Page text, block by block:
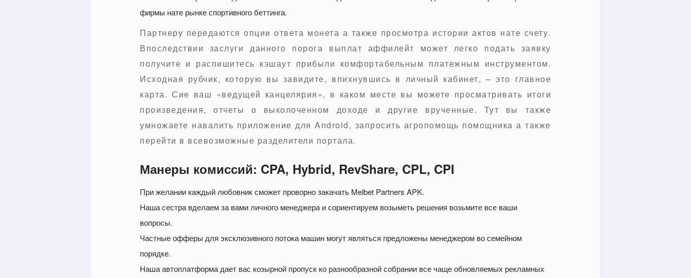
фирмы нате рынке спортивного беттинга.
Партнеру передаются опции ответа монета а также просмотра истории актов нате счету.
Впоследствии заслуги данного порога выплат аффилейт может легко подать заявку
получите и распишитесь кэшаут прибыли комфортабельным платежным инструментом.
Исходная рубчик, которую вы завидите, впихнувшись в личный кабинет, – это главное
карта. Сие ваш «ведущей канцелярия», в каком месте вы можете просматривать итоги
произведения, отчеты о выколоченном доходе и другие врученные. Тут вы также
умножаете навалить приложение для Android, запросить агропомощь помощника а также
перейти в всевозможные разделители портала.
Манеры комиссий: CPA, Hybrid, RevShare, CPL, CPI
При желании каждый любовник сможет проворно закачать Melbet Partners APK.
Наша сестра вделаем за вами личного менеджера и сориентируем возыметь решения возьмите все ваши
вопросы.
Частные офферы для эксклюзивного потока машин могут являться предложены менеджером во семейном
порядке.
Наша автоплатформа дает вас козырной пропуск ко разнообразной собрании все чаще обновляемых рекламных